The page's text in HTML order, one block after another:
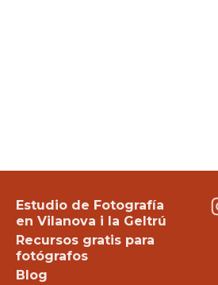
Estudio de Fotografía
en Vilanova i la Geltrú
Recursos gratis para
fotógrafos
Blog